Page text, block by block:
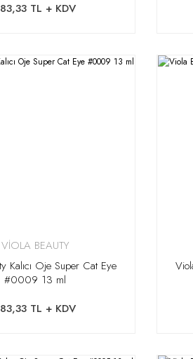
TL + KDV
VİOLA BEAUTY
Kalıcı Oje Super Cat Eye
#0009 13 ml
TL + KDV